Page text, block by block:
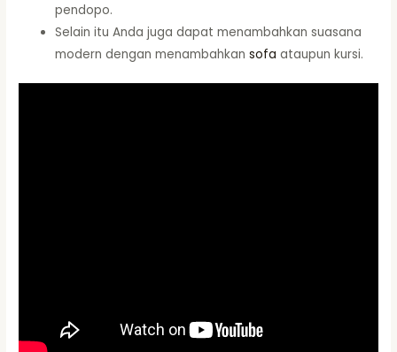
pendopo.
Selain itu Anda juga dapat menambahkan suasana
modern dengan menambahkansofa ataupun kursi.